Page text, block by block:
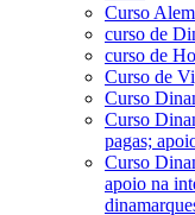
Curso
curso de
curso de
Curso de
Curso
Curso
pagas;
Curso
apoio na